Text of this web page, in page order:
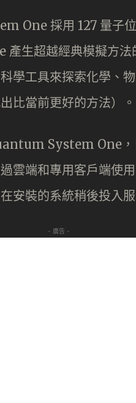
One 採用 127 量子
生超越經典模擬方法
學工具來探索化學、
比當前更好的方法）。
System One
雲端和專用客戶端使
安裝的系統稍後投入
- 廣告 -